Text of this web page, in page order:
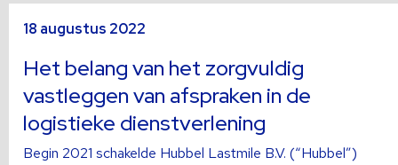
18 augustus 2022
Het belang van het zorgvuldig
vastleggen van afspraken in de
logistieke dienstverlening
Begin 2021 schakelde Hubbel Lastmile B.V. (“Hubbel”)
meer